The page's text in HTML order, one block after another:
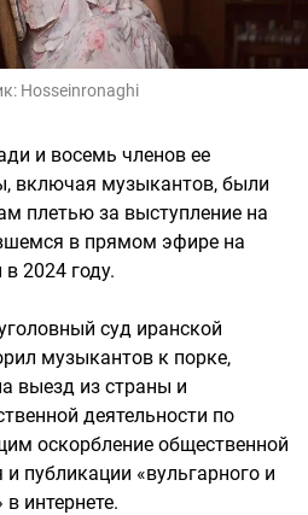
Hosseinronaghi
и восемь членов ее
включая музыкантов, были
плетью за выступление на
в прямом эфире на
2024 году.
суд иранской
музыкантов к порке,
выезд из страны и
деятельности по
оскорбление общественной
публикации «вульгарного и
интернете.